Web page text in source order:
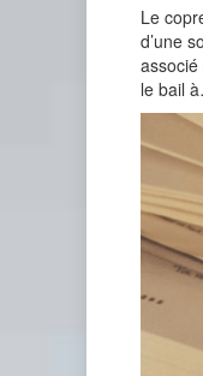
Le
d’une
le bail